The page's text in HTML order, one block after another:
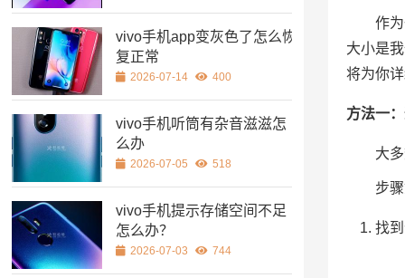
作
大小是
将为你
方法一
大
步
找
vivo手机app变灰色了怎么恢
复正常
2026-07-14 400
vivo手机听筒有杂音滋滋怎
么办
2026-07-05 518
vivo手机提示存储空间不足
怎么办？
2026-07-03 744